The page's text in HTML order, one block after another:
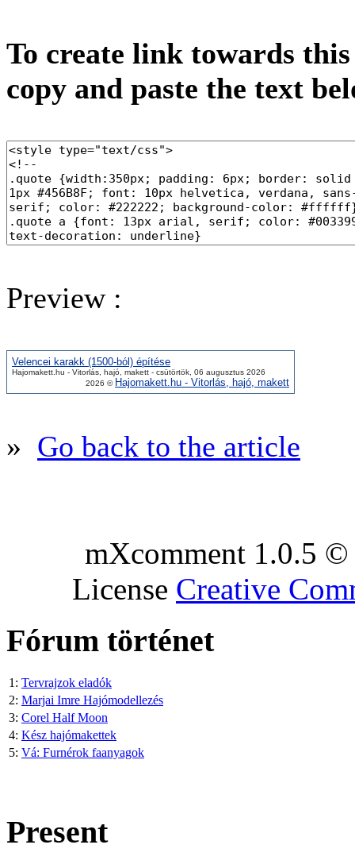
To create link towards
copy and paste the text
Preview :
Velencei karakk (1500-ból) építése
Hajomakett.hu - Vitorlás, hajó, makett - csütörtök, 06 augusztus 2026
2026 © Hajomakett.hu - Vitorlás, hajó, makett
» Go back to the article
mXcomment 1.0.5
License Creative
Fórum történet
1: Tervrajzok eladók
2: Marjai Imre Hajómodellezés
3: Corel Half Moon
4: Kész hajómakettek
5: Vá: Furnérok faanyagok
Present